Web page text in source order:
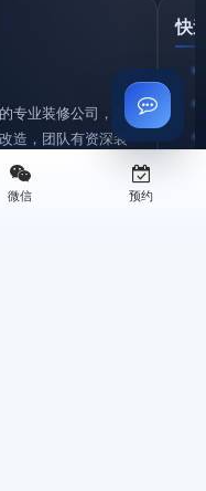
专业装修公司，20
造，团队有资深装
、熟悉西安各区域老
。
快
微信 预约